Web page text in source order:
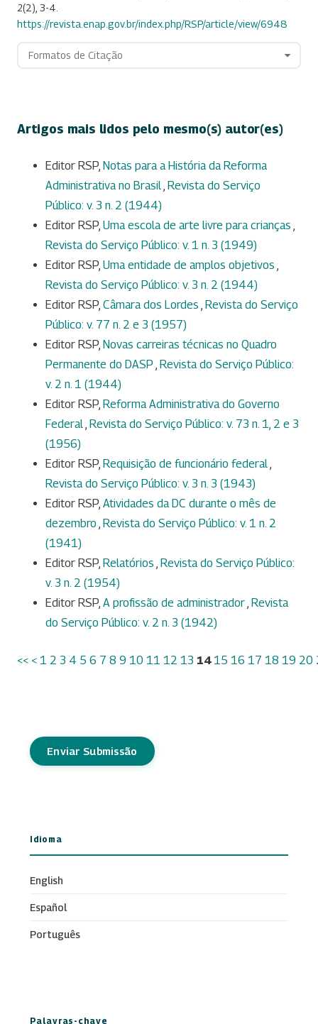
2(2), 3-4.
https://revista.enap.gov.br/index.php/RSP/article/view/6948
Formatos de Citação
Artigos mais lidos pelo mesmo(s) autor(es)
Editor RSP, Notas para a História da Reforma
Administrativa no Brasil Revista do Serviço
Público: v. 3 n. 2 (1944)
Editor RSP, Uma escola de arte livre para crianças
Revista do Serviço Público: v. 1 n. 3 (1949)
Editor RSP, Uma entidade de amplos objetivos
Revista do Serviço Público: v. 3 n. 2 (1944)
Editor RSP, Câmara dos Lordes Revista do Serviço
Público: v. 77 n. 2 e 3 (1957)
Editor RSP, Novas carreiras técnicas no Quadro
Permanente do DASP Revista do Serviço Público:
v. 2 n. 1 (1944)
Editor RSP, Reforma Administrativa do Governo
Federal Revista do Serviço Público: v. 73 n. 1, 2 e 3
(1956)
Editor RSP, Requisição de funcionário federal
Revista do Serviço Público: v. 3 n. 3 (1943)
Editor RSP, Atividades da DC durante o mês de
dezembro Revista do Serviço Público: v. 1 n. 2
(1941)
Editor RSP, Relatórios Revista do Serviço Público:
v. 3 n. 2 (1954)
Editor RSP, A profissão de administrador Revista
do Serviço Público: v. 2 n. 3 (1942)
<< < 1 2 3 4 5 6 7 8 9 10 11 12 13 14 15 16 17 18 19 20
Enviar Submissão
Idioma
English
Español
Português
Palavras-chave